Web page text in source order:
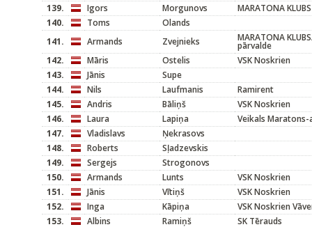
139.
Igors Morgunovs
MARATONA KLUBS
140.
Toms
Olands
141.
Armands Zvejnieks MARATONA
pārvalde
142.
Māris Ostelis
VSK Noskrien
143.
Jānis
Supe
144.
Nils Laufmanis
Ramirent
145.
Andris Bāliņš
VSK Noskrien
146.
Laura Lapiņa
Veikals Maratons-
147.
Vladislavs
Ņekrasovs
148.
Roberts
Sļadzevskis
149.
Sergejs
Strogonovs
150.
Armands Lunts
VSK Noskrien
151.
Jānis Vītiņš
VSK Noskrien
152.
Inga Kāpiņa
VSK Noskrien
153.
Albins Ramiņš SK Tērauds